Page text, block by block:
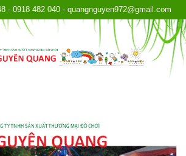
- 0918 482 040 - quangnguyen972@gmail.com